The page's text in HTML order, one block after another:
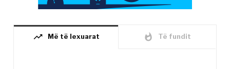
trending_up Më të lexuarat whatshot Të fundit